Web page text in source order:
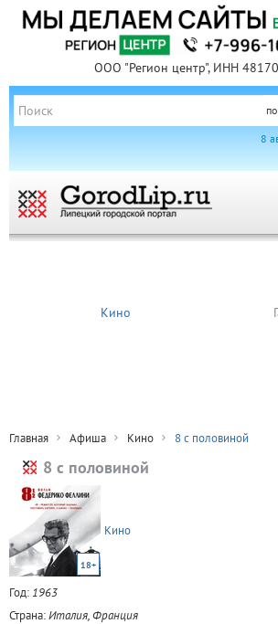
ООО "Регион центр", ИНН
8
Кино
Главная Афиша Кино 8 с половиной
8 с половиной
18+
Кино
Год: 1963
Страна:Италия, Франция